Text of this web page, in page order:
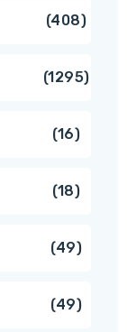
408408
12951295
1616
1818
4949
4949